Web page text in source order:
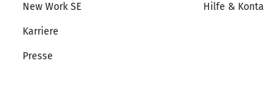
New Work SE
Karriere
Presse
Hilfe &